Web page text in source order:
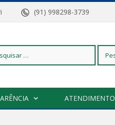
(91) 998298-3739
ATENDIMENTO